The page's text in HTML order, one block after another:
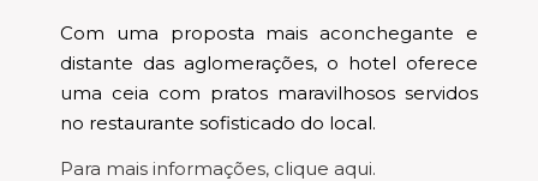
Com uma proposta mais aconchegante e
distante das aglomerações, o hotel oferece
uma ceia com pratos maravilhosos servidos
no restaurante sofisticado do local.
Para mais informações, clique aqui.